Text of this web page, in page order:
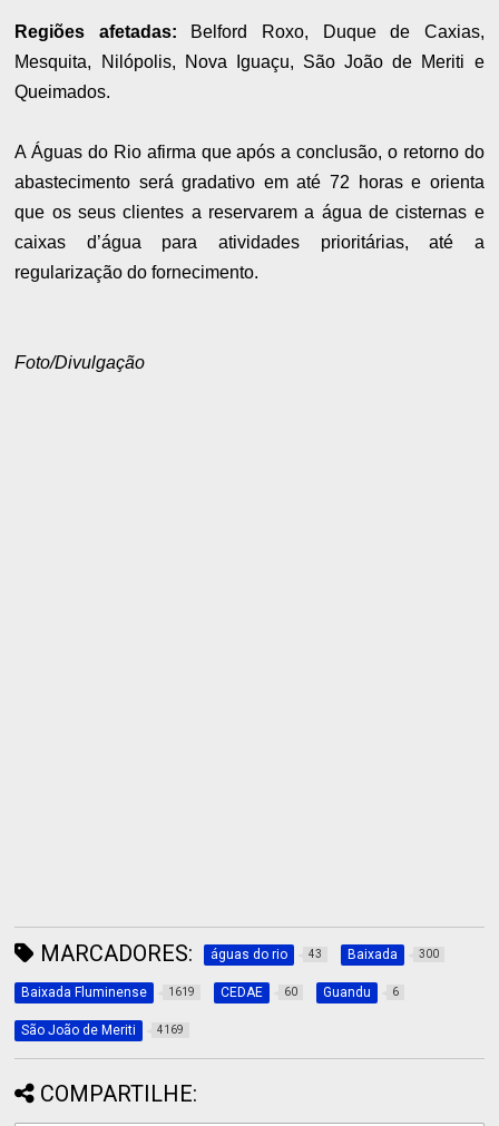
Regiões afetadas: Belford Roxo, Duque de Caxias,
Mesquita, Nilópolis, Nova Iguaçu, São João de Meriti e
Queimados.
A Águas do Rio afirma que após a conclusão, o retorno do
abastecimento será gradativo em até 72 horas e orienta
que os seus clientes a reservarem a água de cisternas e
caixas d’água para atividades prioritárias, até a
regularização do fornecimento.
Foto/Divulgação
MARCADORES: águas do rio 43 Baixada 300
Baixada Fluminense 1619 CEDAE 60 Guandu 6
São João de Meriti 4169
COMPARTILHE: